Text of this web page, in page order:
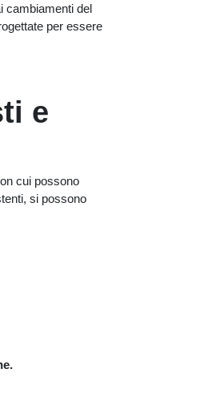
cambiamenti del
per essere
e
cui possono
si possono